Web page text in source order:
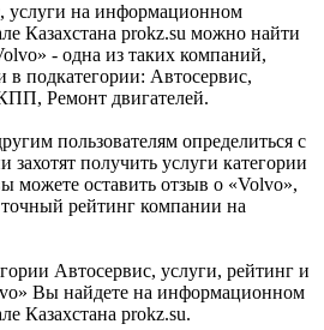
услуги на информационном
Казахстана prokz.su можно найти
- одна из таких компаний,
в подкатегории: Автосервис,
Ремонт двигателей.
пользователям определиться с
захотят получить услуги категории
можете оставить отзыв о «Volvo»,
рейтинг компании на
Автосервис, услуги, рейтинг и
Вы найдете на информационном
Казахстана prokz.su.